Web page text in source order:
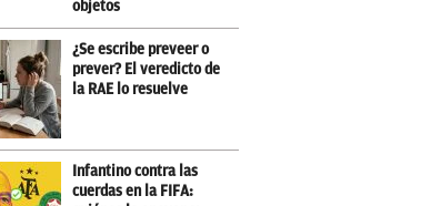
objetos
¿Se escribe preveer o
prever? El veredicto de
la RAE lo resuelve
Infantino contra las
cuerdas en la FIFA: